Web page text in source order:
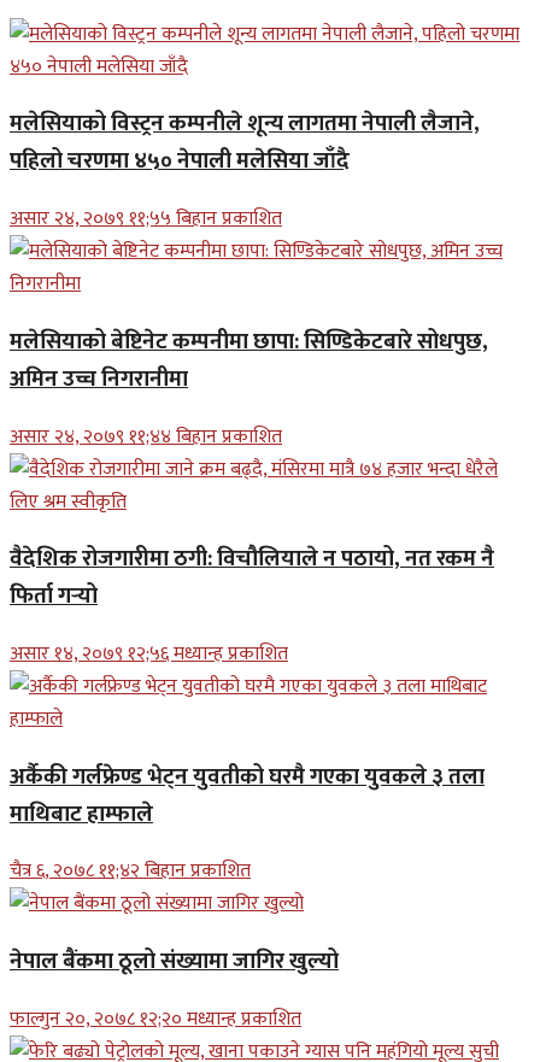
मलेसियाको विस्ट्रन कम्पनीले शून्य लागतमा नेपाली लैजाने,
पहिलो चरणमा ४५० नेपाली मलेसिया जाँदै
असार २४, २०७९ ११;५५ बिहान प्रकाशित
मलेसियाको बेष्टिनेट कम्पनीमा छापा: सिण्डिकेटबारे सोधपुछ,
अमिन उच्च निगरानीमा
असार २४, २०७९ ११;४४ बिहान प्रकाशित
वैदेशिक रोजगारीमा ठगी: विचौलियाले न पठायो, नत रकम नै
फिर्ता गर्‍यो
असार १४, २०७९ १२;५६ मध्यान्ह प्रकाशित
अर्कैकी गर्लफ्रेण्ड भेट्न युवतीको घरमै गएका युवकले ३ तला
माथिबाट हाम्फाले
चैत्र ६, २०७८ ११;४२ बिहान प्रकाशित
नेपाल बैंकमा ठूलो संख्यामा जागिर खुल्यो
फाल्गुन २०, २०७८ १२;२० मध्यान्ह प्रकाशित